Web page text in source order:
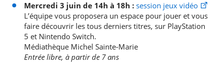
Mercredi 3 juin de 14h à 18h :session jeux vidéo
L’équipe vous proposera un espace pour jouer et vous
faire découvrir les tous derniers titres, sur PlayStation
5 et Nintendo Switch.
Médiathèque Michel Sainte-Marie
Entrée libre, à partir de 7 ans